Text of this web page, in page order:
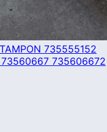
735555152
735606672